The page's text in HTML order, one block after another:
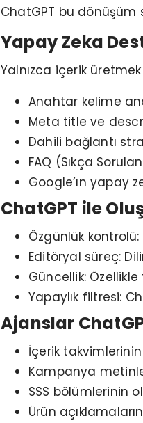
ChatGPT bu
Yapay Zeka
Yalnızca içerik
Anahtar kelime
Meta title ve
Dahili bağlantı
FAQ (Sıkça
Google’ın yapay
ChatGPT ile
Özgünlük
Editöryal süreç:
Güncellik:
Yapaylık filtresi:
Ajanslar
İçerik
Kampanya
SSS bölümlerinin
Ürün